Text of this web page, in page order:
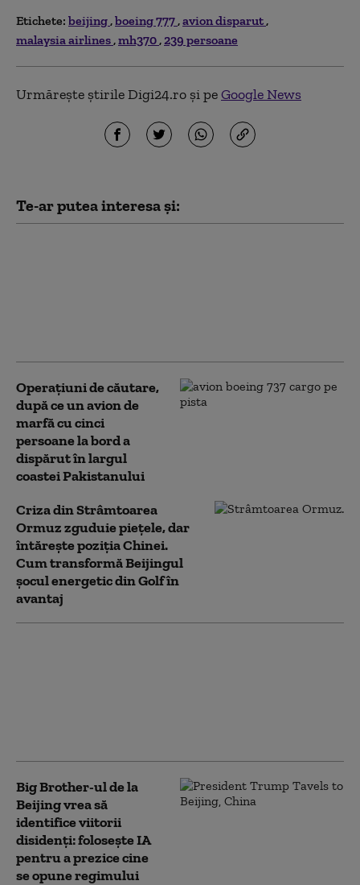
Etichete: beijing boeing 777 avion disparut
malaysia airlines mh370 239 persoane
Urmărește știrile Digi24.ro și peGoogle News
Te-ar putea interesa și:
Operaţiuni de căutare,
după ce un avion de
marfă cu cinci
persoane la bord a
dispărut în largul
coastei Pakistanului
Criza din Strâmtoarea
Ormuz zguduie piețele, dar
întărește poziția Chinei.
Cum transformă Beijingul
șocul energetic din Golf în
avantaj
Big Brother-ul de la
Beijing vrea să
identifice viitorii
disidenți: folosește IA
pentru a prezice cine
se opune regimului